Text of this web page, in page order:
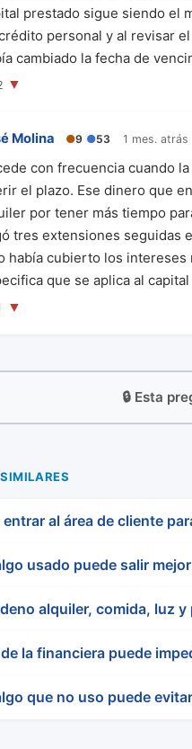
prestado sigue siendo el
personal y al revisar
cambiado la fecha de
▼
Molina ●9 ●53 1 mes. atrás
con frecuencia cuando
el plazo. Ese dinero que
por tener más tiempo
tres extensiones seguidas
había cubierto los intereses
que se aplica al
▼
🔒 Esta
al área de cliente
usado puede salir
alquiler, comida, luz
la financiera puede
que no uso puede